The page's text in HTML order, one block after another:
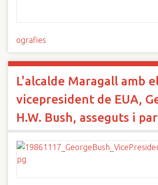
ografies
L'alcalde Maragall amb
vicepresident de EUA,
H.W. Bush, asseguts i